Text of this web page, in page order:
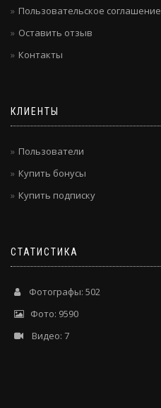
Пользовательское соглашение
Оставить отзыв
Контакты
КЛИЕНТЫ
Пользователи
Купить бонусы
Купить подписку
СТАТИСТИКА
Фотографы: 502
Фото: 9590
Видео: 7